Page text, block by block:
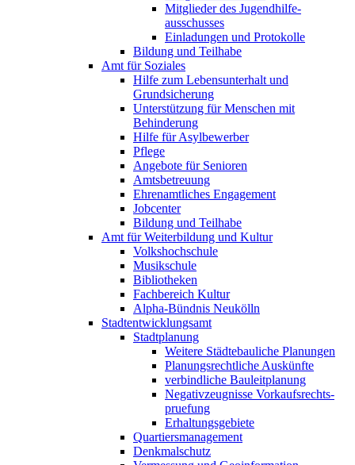
Mitglieder des Jugendhilfe­
ausschusses
Einladungen und Protokolle
Bildung und Teilhabe
Amt für Soziales
Hilfe zum Lebensunterhalt und
Grundsicherung
Unterstützung für Menschen mit
Behinderung
Hilfe für Asylbewerber
Pflege
Angebote für Senioren
Amtsbetreuung
Ehrenamtliches Engagement
Jobcenter
Bildung und Teilhabe
Amt für Weiterbildung und Kultur
Volkshochschule
Musikschule
Bibliotheken
Fachbereich Kultur
Alpha-Bündnis Neukölln
Stadt­entwicklungs­amt
Stadtplanung
Weitere Städtebauliche Planungen
Planungsrecht­liche Auskünfte
verbindliche Bauleitplanung
Negativzeugnisse Vorkaufsrechts­
pruefung
Erhaltungs­gebiete
Quartiers­management
Denkmalschutz